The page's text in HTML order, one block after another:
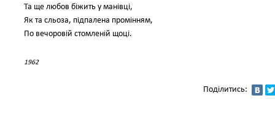
Та ще любов біжить у манівці,
Як та сльоза, підпалена промінням,
По вечоровій стомленій щоці.
1962
Поділитись: